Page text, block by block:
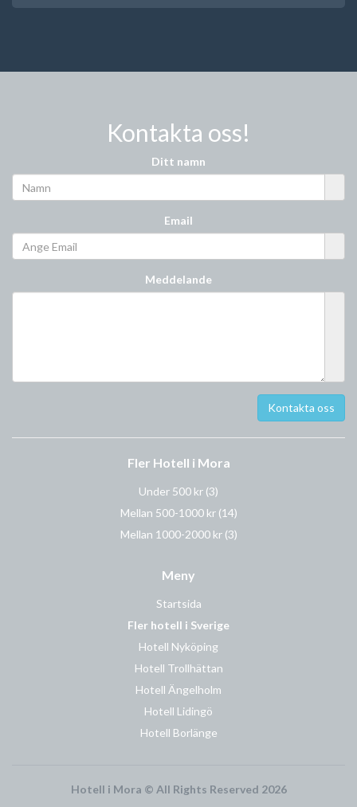
Kontakta oss!
Ditt namn
Email
Meddelande
Fler Hotell i Mora
Under 500 kr (3)
Mellan 500-1000 kr (14)
Mellan 1000-2000 kr (3)
Meny
Startsida
Fler hotell i Sverige
Hotell Nyköping
Hotell Trollhättan
Hotell Ängelholm
Hotell Lidingö
Hotell Borlänge
Hotell i Mora © All Rights Reserved 2026